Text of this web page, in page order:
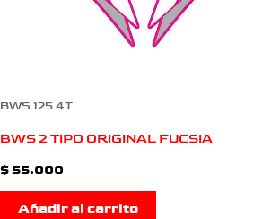
BWS 125 4T
BWS 2 TIPO ORIGINAL FUCSIA
$55.000
Añadir al carrito